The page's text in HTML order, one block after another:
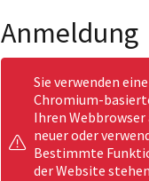
Anmeldung
Sie verwenden
Chromium-
Ihren
neuer oder
Bestimmte
der Website